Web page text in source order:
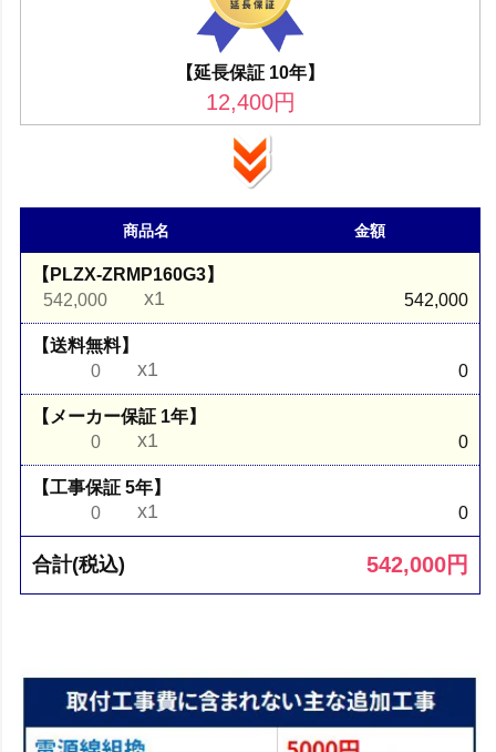
【延長保証 10年】
12,400円
商品名 金額
【PLZX-ZRMP160G3】
542,000
x1 542,000
【送料無料】
0
x1 0
【メーカー保証 1年】
0
x1 0
【工事保証 5年】
0
x1 0
合計(税込) 542,000円